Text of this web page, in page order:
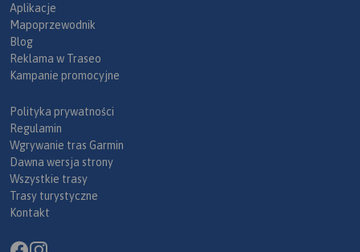
Aplikacje
Mapoprzewodnik
Blog
Reklama w Traseo
Kampanie promocyjne
Polityka prywatności
Regulamin
Wgrywanie tras Garmin
Dawna wersja strony
Wszystkie trasy
Trasy turystyczne
Kontakt